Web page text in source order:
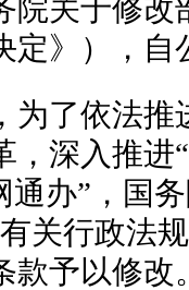
院关于修改
定》），自
了依法推
，深入推进
通办”，国
关行政法
款予以修改